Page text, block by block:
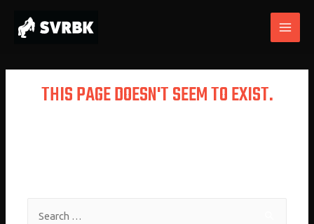
THIS PAGE DOESN'T SEEM TO EXIST.